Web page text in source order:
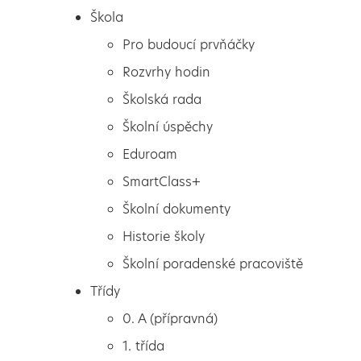
Pro budoucí prvňáčky
Rozvrhy hodin
Školská rada
Škola
Pro budoucí prvňáčky
Rozvrhy hodin
Školská rada
Školní úspěchy
Eduroam
SmartClass+
Školní dokumenty
Historie školy
Školní poradenské pracoviště
Třídy
0. A (přípravná)
1. třída
Stanovisko Městského
úřadu Louny